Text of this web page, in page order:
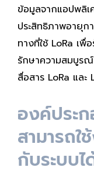
ข้อมูลจากแอปพลิเ
ประสิทธิภาพอายุก
ทางที่ใช้ LoRa เพื่
รักษาความสมบูรณ์
สื่อสาร LoRa และ
องค์ประ
สามารถใ
กับระบบไ